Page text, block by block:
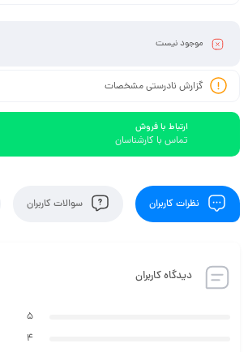
موجود نیست
گزارش نادرستی مشخصات
ارتباط با فروش
تماس با کارشناسان
نظرات کاربران سوالات کاربران
دیدگاه کاربران
5
4